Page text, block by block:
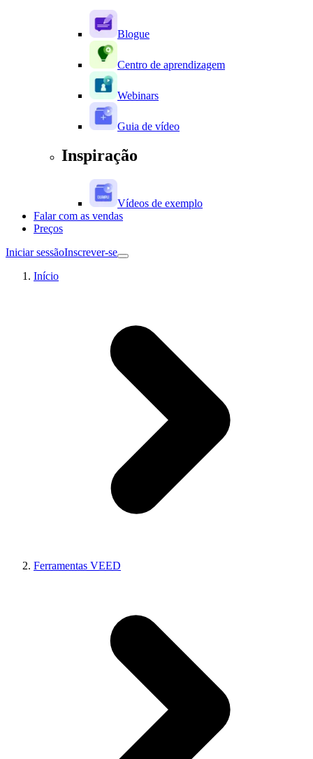
Blogue
Centro de aprendizagem
Webinars
Guia de vídeo
Inspiração
Vídeos de exemplo
Falar com as vendas
Preços
Iniciar sessãoInscrever-se
Início
Ferramentas VEED